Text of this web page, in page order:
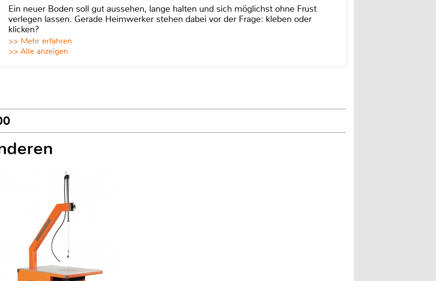
Ein neuer Boden soll gut aussehen, lange halten und sich möglichst ohne Frust
verlegen lassen. Gerade Heimwerker stehen dabei vor der Frage: kleben oder
klicken?
>> Mehr erfahren
>> Alle anzeigen